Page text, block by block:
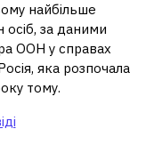
найбільше
осіб, за даними
ООН у справах
яка розпочала
тому.